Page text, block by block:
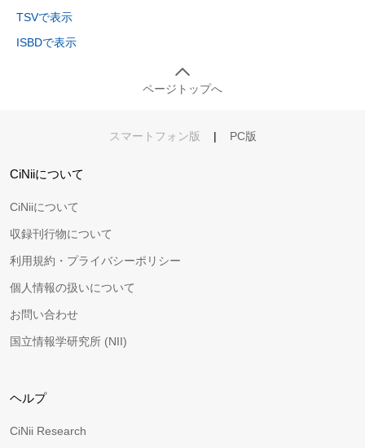
TSVで表示
ISBDで表示
ページトップへ
スマートフォン版 | PC版
CiNiiについて
CiNiiについて
収録刊行物について
利用規約・プライバシーポリシー
個人情報の扱いについて
お問い合わせ
国立情報学研究所 (NII)
ヘルプ
CiNii Research